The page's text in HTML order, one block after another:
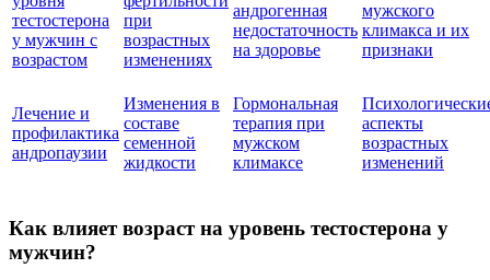
тестостерона
у мужчин с
возрастом
при
возрастных
изменениях
андрогенная
недостаточность
на здоровье
мужского
климакса и их
признаки
Лечение и
профилактика
андропаузии
Изменения в
составе
семенной
жидкости
Гормональная
терапия при
мужском
климаксе
аспекты
возрастных
изменений
Как влияет возраст на уровень тестостерона у
мужчин?